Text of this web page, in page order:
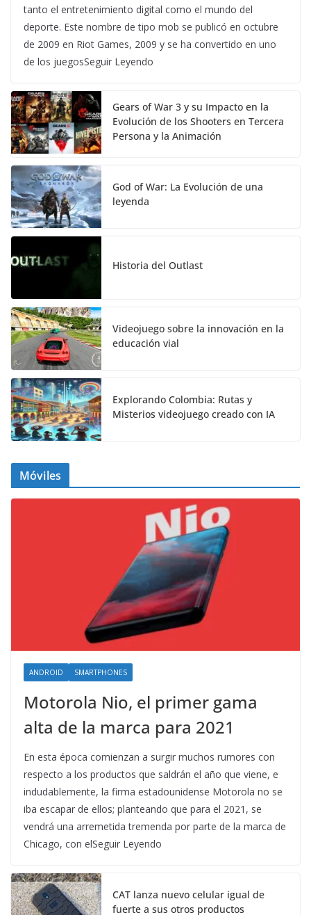
tanto el entretenimiento digital como el mundo del
deporte. Este nombre de tipo mob se publicó en octubre
de 2009 en Riot Games, 2009 y se ha convertido en uno
de los juegosSeguir Leyendo
Gears of War 3 y su Impacto en la
Evolución de los Shooters en Tercera
Persona y la Animación
God of War: La Evolución de una
leyenda
Historia del Outlast
Videojuego sobre la innovación en la
educación vial
Explorando Colombia: Rutas y
Misterios videojuego creado con IA
Móviles
ANDROID SMARTPHONES
Motorola Nio, el primer gama
alta de la marca para 2021
En esta época comienzan a surgir muchos rumores con
respecto a los productos que saldrán el año que viene, e
indudablemente, la firma estadounidense Motorola no se
iba escapar de ellos; planteando que para el 2021, se
vendrá una arremetida tremenda por parte de la marca de
Chicago, con elSeguir Leyendo
CAT lanza nuevo celular igual de
fuerte a sus otros productos